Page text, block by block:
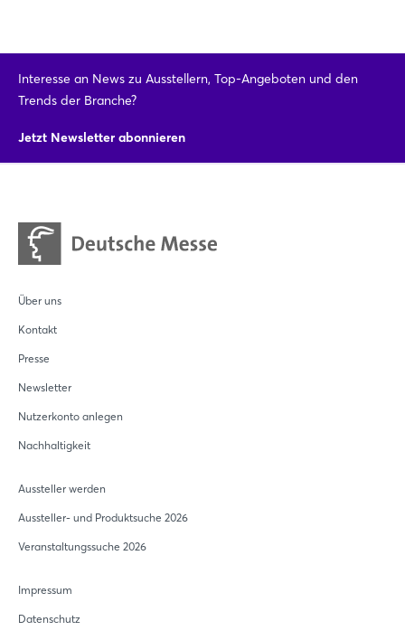
Interesse an News zu Ausstellern, Top-Angeboten und den
Trends der Branche?
Jetzt Newsletter abonnieren
Über uns
Kontakt
Presse
Newsletter
Nutzerkonto anlegen
Nachhaltigkeit
Aussteller werden
Aussteller- und Produktsuche 2026
Veranstaltungssuche 2026
Impressum
Datenschutz